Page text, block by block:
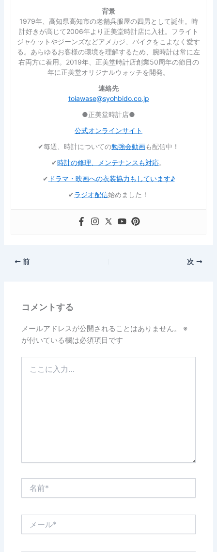
背景
1979年、高知県高知市の老舗呉服屋の四男として誕生。時
計好きが高じて2006年より正美堂時計店に入社。フライト
ジャケットやジーンズなどアメカジ、バイクをこよなく愛す
る。あらゆるお客様の環境を理解するため、腕時計は常に左
右両方に着用。2019年、正美堂時計店創業50周年の節目の
年に正美堂オリジナルウォッチを開発。
連絡先
toiawase@syohbido.co.jp
●正美堂時計店●
公式オンラインサイト
✔︎毎週、時計についての勉強会動画も配信中！
✔︎時計の修理、メンテナンスも対応。
✔︎ ドラマ・映画への衣装協力もしています♪
✔︎ラジオ配信始めました！
前 次
コメントする
メールアドレスが公開されることはありません。
※
が付いている欄は必須項目です